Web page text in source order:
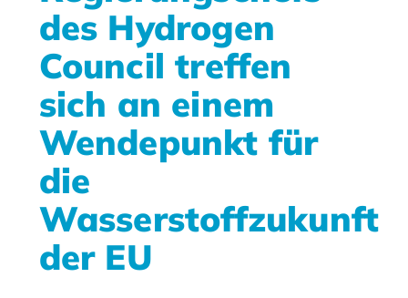
des Hydrogen
Council treffen
sich an einem
Wendepunkt für
die
Wasserstoffzukunft
der EU